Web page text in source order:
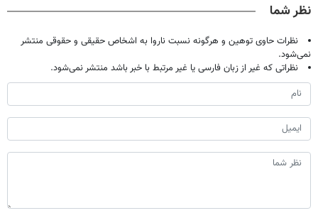
نظر شما
نظرات حاوی توهین و هرگونه نسبت ناروا به اشخاص حقیقی و حقوقی منتشر
نمی‌شود.
نظراتی که غیر از زبان فارسی یا غیر مرتبط با خبر باشد منتشر نمی‌شود.